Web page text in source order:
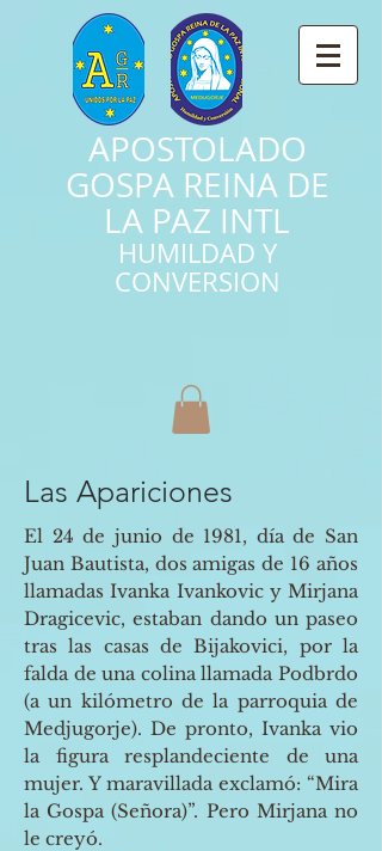
APOSTOLADO
GOSPA REINA DE
LA PAZ INTL
HUMILDAD Y
CONVERSION
Las Apariciones
El 24 de junio de 1981, día de San
Juan Bautista, dos amigas de 16 años
llamadas Ivanka Ivankovic y Mirjana
Dragicevic, estaban dando un paseo
tras las casas de Bijakovici, por la
falda de una colina llamada Podbrdo
(a un kilómetro de la parroquia de
Medjugorje). De pronto, Ivanka vio
la figura resplandeciente de una
mujer. Y maravillada exclamó: “Mira
la Gospa (Señora)”. Pero Mirjana no
le creyó.